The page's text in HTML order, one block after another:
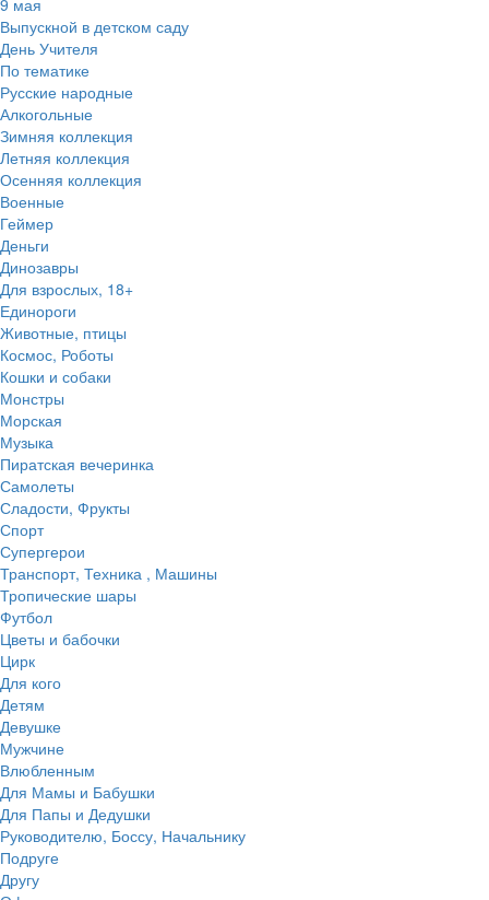
9 мая
Выпускной в детском саду
День Учителя
По тематике
Русские народные
Алкогольные
Зимняя коллекция
Летняя коллекция
Осенняя коллекция
Военные
Геймер
Деньги
Динозавры
Для взрослых, 18+
Единороги
Животные, птицы
Космос, Роботы
Кошки и собаки
Монстры
Морская
Музыка
Пиратская вечеринка
Самолеты
Сладости, Фрукты
Спорт
Супергерои
Транспорт, Техника , Машины
Тропические шары
Футбол
Цветы и бабочки
Цирк
Для кого
Детям
Девушке
Мужчине
Влюбленным
Для Мамы и Бабушки
Для Папы и Дедушки
Руководителю, Боссу, Начальнику
Подруге
Другу